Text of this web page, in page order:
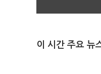
이 시간 주요 뉴